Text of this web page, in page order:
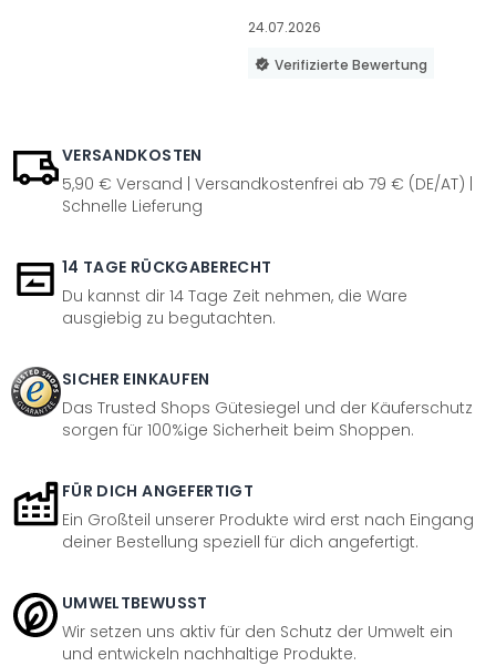
24.07.2026
Verifizierte Bewertung
VERSANDKOSTEN
5,90 € Versand | Versandkostenfrei ab 79 € (DE/AT) |
Schnelle Lieferung
14 TAGE RÜCKGABERECHT
Du kannst dir 14 Tage Zeit nehmen, die Ware
ausgiebig zu begutachten.
SICHER EINKAUFEN
Das Trusted Shops Gütesiegel und der Käuferschutz
sorgen für 100%ige Sicherheit beim Shoppen.
FÜR DICH ANGEFERTIGT
Ein Großteil unserer Produkte wird erst nach Eingang
deiner Bestellung speziell für dich angefertigt.
UMWELTBEWUSST
Wir setzen uns aktiv für den Schutz der Umwelt ein
und entwickeln nachhaltige Produkte.